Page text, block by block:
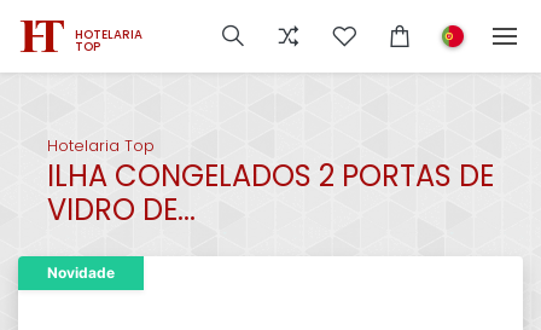
HOTELARIA
TOP
Hotelaria Top
ILHA CONGELADOS 2 PORTAS DE
VIDRO DE...
Novidade